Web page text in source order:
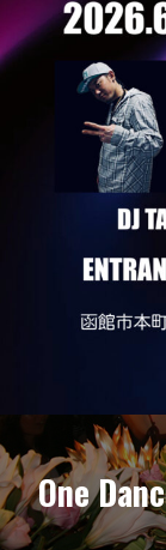
One